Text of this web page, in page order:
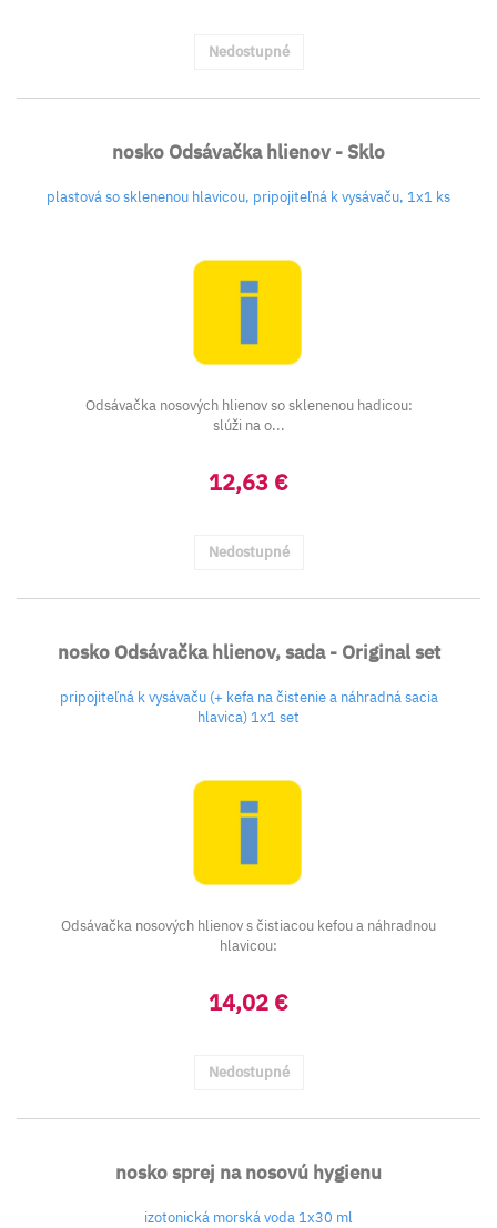
Nedostupné
nosko Odsávačka hlienov - Sklo
plastová so sklenenou hlavicou, pripojiteľná k vysávaču, 1x1 ks
Odsávačka nosových hlienov so sklenenou hadicou:
slúži na o...
12,63 €
Nedostupné
nosko Odsávačka hlienov, sada - Original set
pripojiteľná k vysávaču (+ kefa na čistenie a náhradná sacia
hlavica) 1x1 set
Odsávačka nosových hlienov s čistiacou kefou a náhradnou
hlavicou:
14,02 €
Nedostupné
nosko sprej na nosovú hygienu
izotonická morská voda 1x30 ml